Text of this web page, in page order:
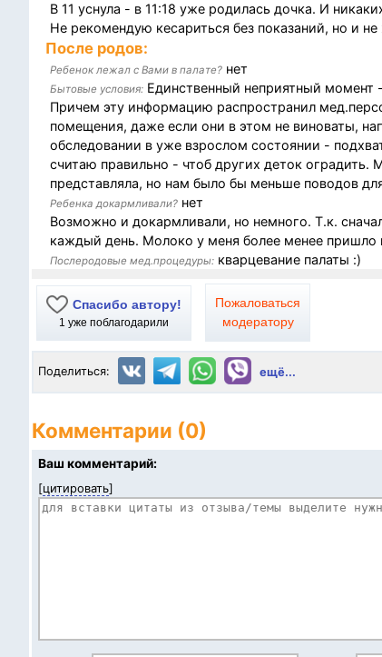
В 11 уснула - в 11:18 уже родилась дочка. И
Не рекомендую кесариться без показаний, но и
После родов:
Ребенок лежал с Вами в палате? нет
Бытовые условия: Единственный неприятный момент
Причем эту информацию распространил
помещения, даже если они в этом не виноваты,
обследовании в уже взрослом состоянии -
считаю правильно - чтоб других деток
представляла, но нам было бы меньше поводов
Ребенка докармливали? нет
Возможно и докармливали, но немного. Т.к.
каждый день. Молоко у меня более менее пришло
Послеродовые мед.процедуры: кварцевание палаты :)
Спасибо автору!
1 уже поблагодарили
Пожаловаться
модератору
Поделиться: ещё...
Комментарии (0)
Ваш комментарий:
[цитировать]